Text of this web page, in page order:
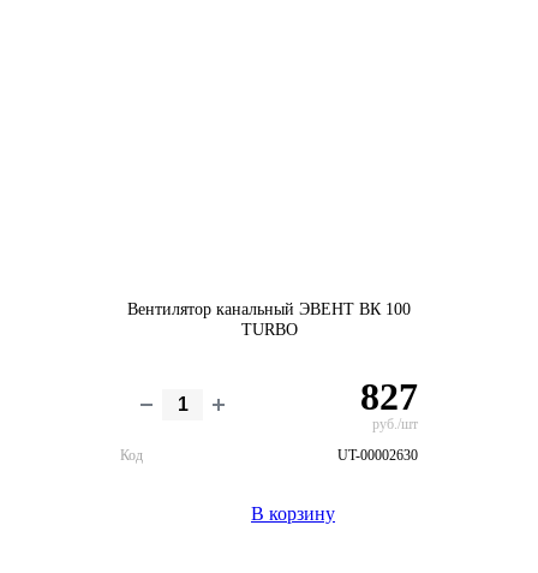
Вентилятор канальный ЭВЕНТ ВК 100
TURBO
827
руб./шт
Код
UT-00002630
В корзину